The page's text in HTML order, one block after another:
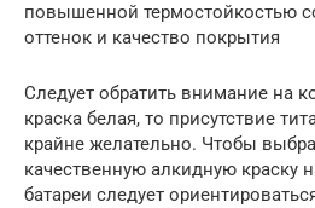
повышенной термостойкостью
оттенок и качество покрытия
Следует обратить внимание на
краска белая, то присутствие
крайне желательно. Чтобы
качественную алкидную краску
батареи следует